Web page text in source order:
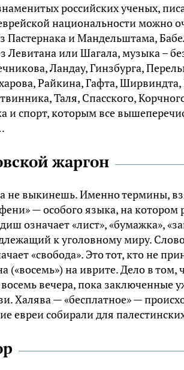
российских ученых,
национальности можно
Пастернака и Мандельштама,
Левитана или Шагала, музыка –
Ландау, Гинзбурга,
Райкина, Гафта,
Таля, Спасского,
и спорт, которым все
жаргон
не выкинешь. Именно термины,
— особого языка, на котором
означает «лист», «бумажка»,
к уголовному миру.
«свобода». Это тот, кто не
(«восемь») на иврите. Дело в
вечера, пока заключенные
Халява — «бесплатное» —
евреи собирали для